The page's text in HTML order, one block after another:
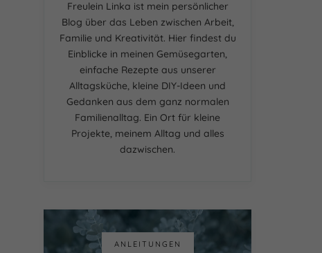
Freulein Linka ist mein persönlicher
Blog über das Leben zwischen Arbeit,
Familie und Kreativität. Hier findest du
Einblicke in meinen Gemüsegarten,
einfache Rezepte aus unserer
Alltagsküche, kleine DIY-Ideen und
Gedanken aus dem ganz normalen
Familienalltag. Ein Ort für kleine
Projekte, meinem Alltag und alles
dazwischen.
ANLEITUNGEN